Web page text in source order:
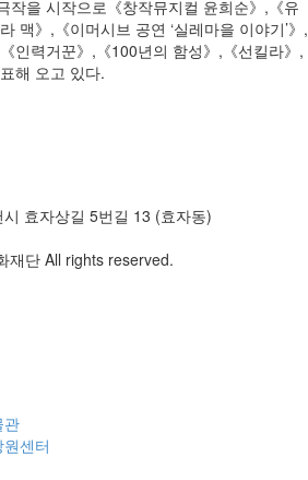
작을 시작으로《창작뮤지컬 윤희순》,《유
맥》,《이머시브 공연 ‘실레마을 이야기’》,
인력거꾼》,《100년의 함성》,《선킬라》,
해 오고 있다.
효자상길 5번길 13 (효자동)
재단 All rights reserved.
관
센터